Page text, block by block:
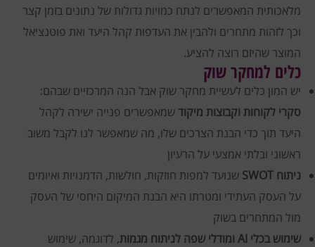
מלאכותית המאפשרים לנתח כמויות גדולות של נתונים בזמן קצר
וכך לזהות מתחרים ולהבין את העדפות קהל היעד ואת פוטנציאל
המוצר שהיזם רוצה להציע.
כלים למחקר שוק
יש המון כלים לעשיית מחקר שוק אבל הנה המרכזיים שבהם:
סקרי לקוחות וקבוצות מיקודשמאפשרים פנייה ישירה לקהל
היעד תוך כדי הבנת הצרכים שלו, מה שמאפשר לנו לקבל משוב
ראשוני ובלתי אמצעי על הרעיון
ניתוח SWOT
שנועד למפות חוזקות, חולשות, הדמנויות ואיומים
על העסק העתידי ומטרתו היא הבנת המיקום היחסי של העסק
מול המתחרים בשוק
שימוש בכלי AI ומודלי שפה לניתוח מגמות
, לדוגמה, שימוש